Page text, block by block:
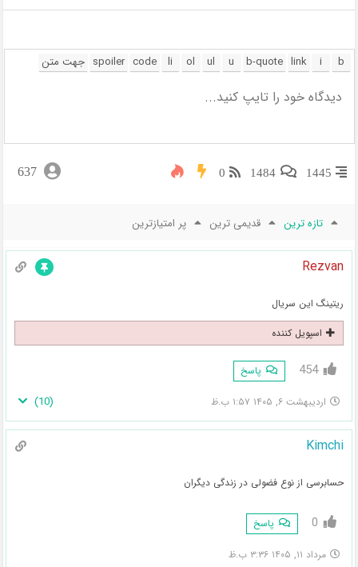
1445
1484
0
637
تازه ترین قدیمی ترین پر امتیازترین
Rezvan
ریتینگ این سریال
اسپویل کننده
454 پاسخ
اردیبهشت ۶, ۱۴۰۵ ۱:۵۷ ب.ظ (
10
)
Kimchi
حسابرسی از نوع فضولی در زندگی دیگران
0 پاسخ
مرداد ۱۱, ۱۴۰۵ ۳:۳۶ ب.ظ